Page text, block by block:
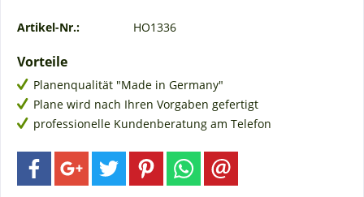
Artikel-Nr.: HO1336
Vorteile
Planenqualität "Made in Germany"
Plane wird nach Ihren Vorgaben gefertigt
professionelle Kundenberatung am Telefon